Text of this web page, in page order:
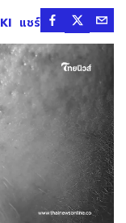
แชร์